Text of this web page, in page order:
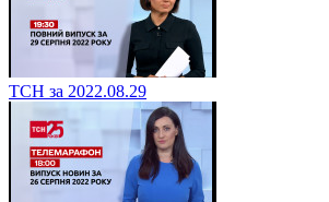
ТСН за 2022.08.29